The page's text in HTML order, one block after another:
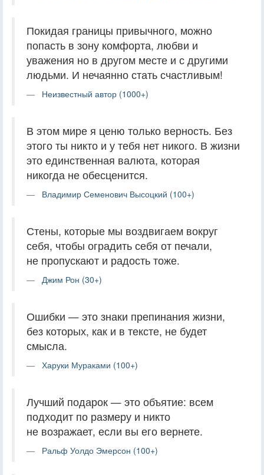
Покидая границы привычного, можно
попасть в зону комфорта, любви и
уважения но в другом месте и с другими
людьми. И нечаянно стать счастливым!
Неизвестный автор (1000+)
В этом мире я ценю только верность. Без
этого ты никто и у тебя нет никого. В жизни
это единственная валюта, которая
никогда не обесценится.
Владимир Семенович Высоцкий (100+)
Стены, которые мы воздвигаем вокруг
себя, чтобы оградить себя от печали,
не пропускают и радость тоже.
Джим Рон (30+)
Ошибки — это знаки препинания жизни,
без которых, как и в тексте, не будет
смысла.
Харуки Мураками (100+)
Лучший подарок — это объятие: всем
подходит по размеру и никто
не возражает, если вы его вернете.
Ральф Уолдо Эмерсон (100+)